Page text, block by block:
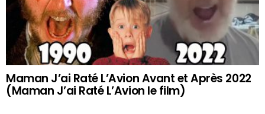
Maman J’ai Raté L’Avion Avant et Après 2022
(Maman J’ai Raté L’Avion le film)